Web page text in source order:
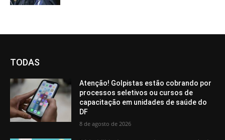
TODAS
Atenção! Golpistas estão cobrando por
processos seletivos ou cursos de
capacitação em unidades de saúde do
DF
8 de agosto de 2026